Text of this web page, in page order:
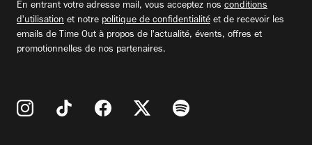
En entrant votre adresse mail, vous acceptez nos conditions
d'utilisation et notre politique de confidentialité et de recevoir les
emails de Time Out à propos de l'actualité, évents, offres et
promotionnelles de nos partenaires.